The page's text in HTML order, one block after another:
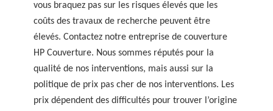
vous braquez pas sur les risques élevés que les
coûts des travaux de recherche peuvent être
élevés. Contactez notre entreprise de couverture
HP Couverture. Nous sommes réputés pour la
qualité de nos interventions, mais aussi sur la
politique de prix pas cher de nos interventions. Les
prix dépendent des difficultés pour trouver l’origine